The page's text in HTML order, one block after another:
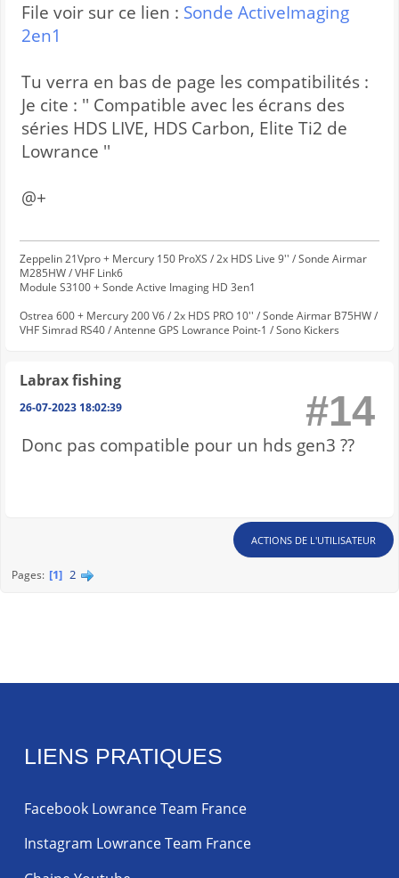
File voir sur ce lien : Sonde ActiveImaging
2en1
Tu verra en bas de page les compatibilités :
Je cite : '' Compatible avec les écrans des
séries HDS LIVE, HDS Carbon, Elite Ti2 de
Lowrance ''
@+
Zeppelin 21Vpro + Mercury 150 ProXS / 2x HDS Live 9'' / Sonde Airmar
M285HW / VHF Link6
Module S3100 + Sonde Active Imaging HD 3en1
Ostrea 600 + Mercury 200 V6 / 2x HDS PRO 10'' / Sonde Airmar B75HW /
VHF Simrad RS40 / Antenne GPS Lowrance Point-1 / Sono Kickers
Labrax fishing
26-07-2023 18:02:39 #14
Donc pas compatible pour un hds gen3 ??
ACTIONS DE L'UTILISATEUR
Pages 1 2
LIENS PRATIQUES
Facebook Lowrance Team France
Instagram Lowrance Team France